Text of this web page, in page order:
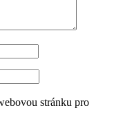
stránku pro